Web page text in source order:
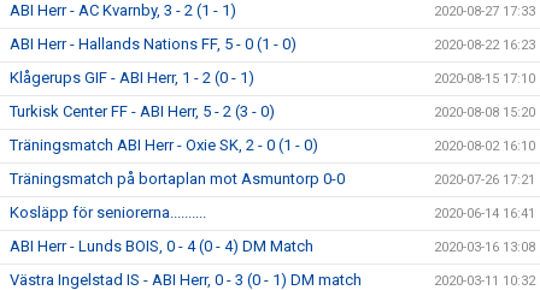
ABI Herr - AC Kvarnby, 3 - 2 (1 - 1) 2020-08-27 17:33
ABI Herr - Hallands Nations FF, 5 - 0 (1 - 0) 2020-08-22 16:23
Klågerups GIF - ABI Herr, 1 - 2 (0 - 1) 2020-08-15 17:10
Turkisk Center FF - ABI Herr, 5 - 2 (3 - 0) 2020-08-08 15:20
Träningsmatch ABI Herr - Oxie SK, 2 - 0 (1 - 0) 2020-08-02 16:10
Träningsmatch på bortaplan mot Asmuntorp 0-0 2020-07-26 17:21
Kosläpp för seniorerna.......... 2020-06-14 16:41
ABI Herr - Lunds BOIS, 0 - 4 (0 - 4) DM Match 2020-03-16 13:08
Västra Ingelstad IS - ABI Herr, 0 - 3 (0 - 1) DM match 2020-03-11 10:32